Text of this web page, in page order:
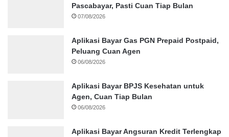
Pascabayar, Pasti Cuan Tiap Bulan
07/08/2026
Aplikasi Bayar Gas PGN Prepaid Postpaid,
Peluang Cuan Agen
06/08/2026
Aplikasi Bayar BPJS Kesehatan untuk
Agen, Cuan Tiap Bulan
06/08/2026
Aplikasi Bayar Angsuran Kredit Terlengkap